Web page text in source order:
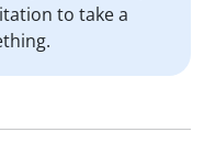
to take a